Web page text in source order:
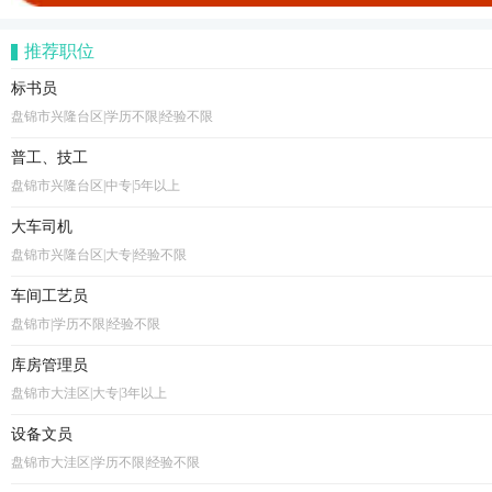
推荐职位
标书员
盘锦市兴隆台区|学历不限|经验不限
普工、技工
盘锦市兴隆台区|中专|5年以上
大车司机
盘锦市兴隆台区|大专|经验不限
车间工艺员
盘锦市|学历不限|经验不限
库房管理员
盘锦市大洼区|大专|3年以上
设备文员
盘锦市大洼区|学历不限|经验不限